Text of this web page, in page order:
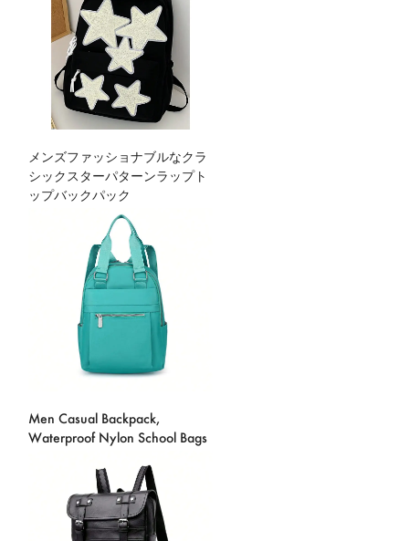
メンズファッショナブルなクラ
シックスターパターンラップト
ップバックパック
Men Casual Backpack,
Waterproof Nylon School Bags